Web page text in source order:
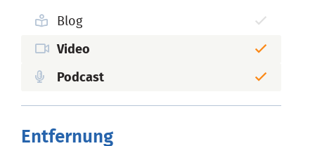
Blog
Video
Podcast
Entfernung